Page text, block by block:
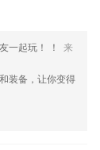
一起玩！ ！
来
装备，让你变得